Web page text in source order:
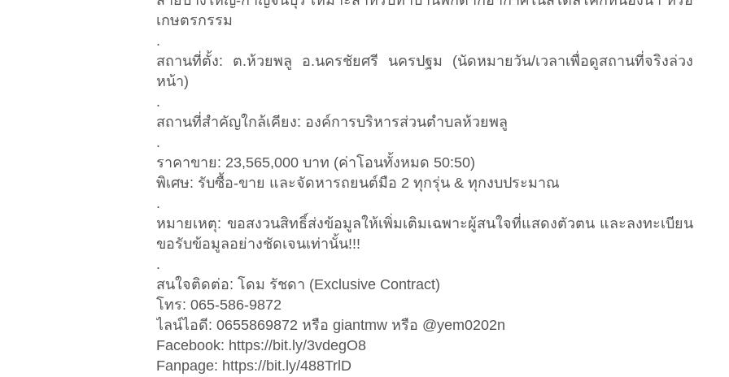
เกษตรกรรม
.
สถานที่ตั้ง: ต.ห้วยพลู อ.นครชัยศรี นครปฐม (นัดหมายวัน/เวลาเพื่อดูสถานที่จริงล่วง
หน้า)
.
สถานที่สำคัญใกล้เคียง: องค์การบริหารส่วนตำบลห้วยพลู
.
ราคาขาย: 23,565,000 บาท (ค่าโอนทั้งหมด 50:50)
พิเศษ: รับซื้อ-ขาย และจัดหารถยนต์มือ 2 ทุกรุ่น & ทุกงบประมาณ
.
หมายเหตุ: ขอสงวนสิทธิ์ส่งข้อมูลให้เพิ่มเติมเฉพาะผู้สนใจที่แสดงตัวตน และลงทะเบียน
ขอรับข้อมูลอย่างชัดเจนเท่านั้น!!!
.
สนใจติดต่อ: โดม รัชดา (Exclusive Contract)
โทร: 065-586-9872
ไลน์ไอดี: 0655869872 หรือ giantmw หรือ @yem0202n
Facebook: https://bit.ly/3vdegO8
Fanpage: https://bit.ly/488TrlD